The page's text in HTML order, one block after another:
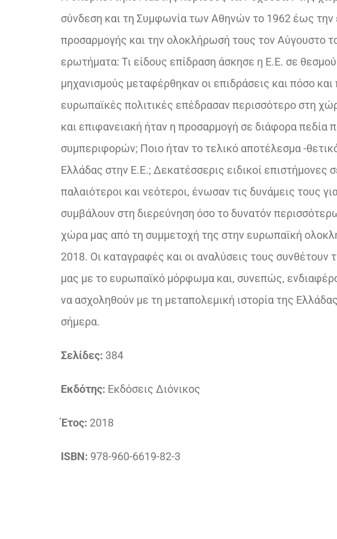
σύνδεση και τη Συμφωνία των Αθηνών το 1962 έως
προσαρμογής και την ολοκλήρωσή τους τον Αύγουστο
ερωτήματα: Τι είδους επίδραση άσκησε η Ε.Ε. σε
μηχανισμούς μεταφέρθηκαν οι επιδράσεις και πόσο
ευρωπαϊκές πολιτικές επέδρασαν περισσότερο στη
και επιφανειακή ήταν η προσαρμογή σε διάφορα πεδία
συμπεριφορών; Ποιο ήταν το τελικό αποτέλεσμα -
Ελλάδας στην Ε.Ε.; Δεκατέσσερις ειδικοί επιστήμονες
παλαιότεροι και νεότεροι, ένωσαν τις δυνάμεις τους
συμβάλουν στη διερεύνηση όσο το δυνατόν
χώρα μας από τη συμμετοχή της στην ευρωπαϊκή
2018. Οι καταγραφές και οι αναλύσεις τους
μας με το ευρωπαϊκό μόρφωμα και, συνεπώς,
να ασχοληθούν με τη μεταπολεμική ιστορία της
σήμερα.
Σελίδες: 384
Εκδότης: Εκδόσεις Διόνικος
Έτος: 2018
ISBN: 978-960-6619-82-3